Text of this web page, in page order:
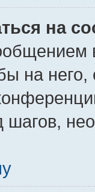
на
на
шагов,